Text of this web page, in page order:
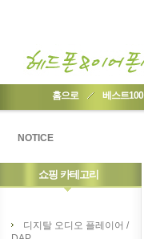
홈으로 베스트100
NOTICE
쇼핑 카테고리
디지탈 오디오 플레이어 /